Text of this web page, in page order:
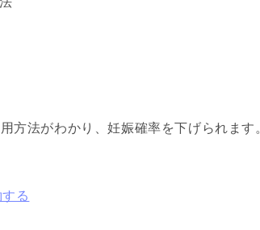
方法がわかり、妊娠確率を下げられます
る